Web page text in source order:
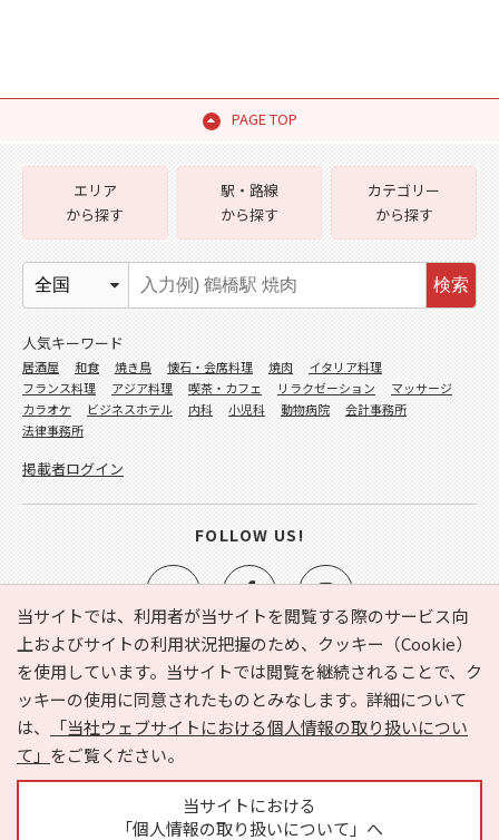
PAGE TOP
当サイトでは、利用者が当サイトを閲覧する際のサービス向
上およびサイトの利用状況把握のため、クッキー（Cookie）
を使用しています。当サイトでは閲覧を継続されることで、ク
ッキーの使用に同意されたものとみなします。詳細について
は、
「当社ウェブサイトにおける個人情報の取り扱いについ
て」 をご覧ください。
当サイトにおける
「個人情報の取り扱いについて」へ
e-NAVITA（イーナビタ）とは？ お気に入り
ヘルプ
利用規約
個人情報の取り扱いについて
運営会社
サイトマップ
広告掲載に関するお問い合わせ
エリア
から探す
駅・路線
から探す
カテゴリー
から探す
検索
人気キーワード
居酒屋 和食 焼き鳥 懐石・会席料理 焼肉
イタリア料理
フランス料理
アジア料理 喫茶・カフェ リラクゼーション
マッサージ
カラオケ
ビジネスホテル 内科 小児科 動物病院
会計事務所
法律事務所
掲載者ログイン
FOLLOW US!